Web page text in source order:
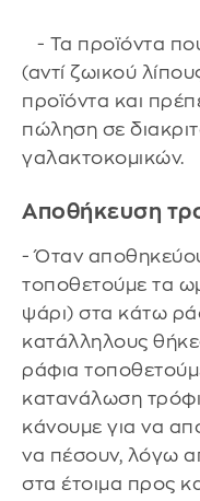
- Τα προϊόντα
(αντί ζωικού
προϊόντα και
πώληση σε
γαλακτοκομικών.
Αποθήκευση
- Όταν
τοποθετούμε τα
ψάρι) στα κάτω
κατάλληλους
ράφια
κατανάλωση
κάνουμε για να
να πέσουν, λόγω
στα έτοιμα προς